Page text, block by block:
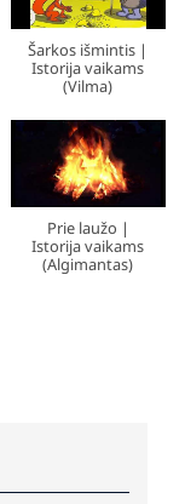
Šarkos išmintis |
Istorija vaikams
(Vilma)
Prie laužo |
Istorija vaikams
(Algimantas)